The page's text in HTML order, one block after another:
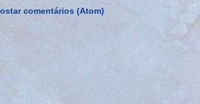
comentários (Atom)